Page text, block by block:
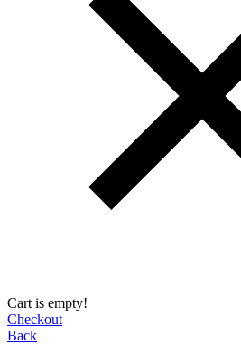
Cart is empty!
Checkout
Back